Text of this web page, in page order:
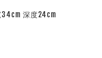
深度24cm